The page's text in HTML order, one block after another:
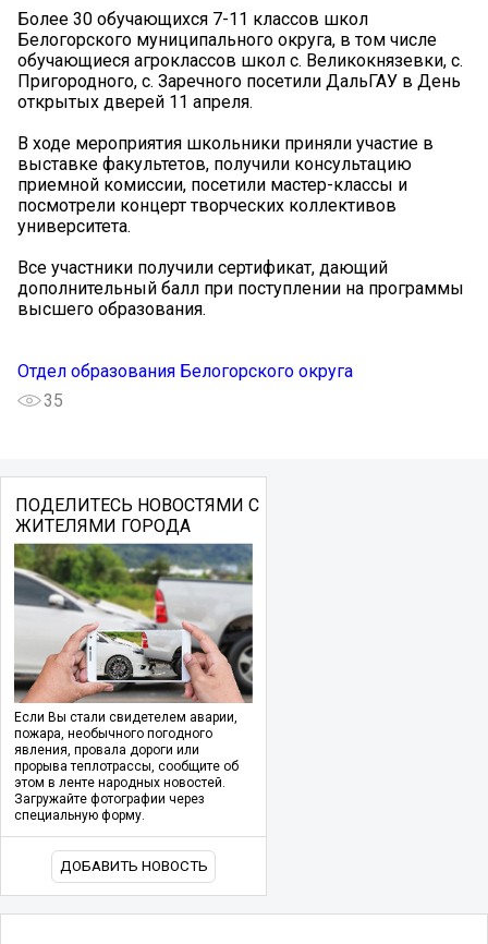
Более 30 обучающихся 7-11 классов школ
Белогорского муниципального округа, в том числе
обучающиеся агроклассов школ с. Великокнязевки, с.
Пригородного, с. Заречного посетили ДальГАУ в День
открытых дверей 11 апреля.
В ходе мероприятия школьники приняли участие в
выставке факультетов, получили консультацию
приемной комиссии, посетили мастер-классы и
посмотрели концерт творческих коллективов
университета.
Все участники получили сертификат, дающий
дополнительный балл при поступлении на программы
высшего образования.
Отдел образования Белогорского округа
35
ПОДЕЛИТЕСЬ НОВОСТЯМИ С
ЖИТЕЛЯМИ ГОРОДА
Если Вы стали свидетелем аварии,
пожара, необычного погодного
явления, провала дороги или
прорыва теплотрассы, сообщите об
этом в ленте народных новостей.
Загружайте фотографии через
специальную форму.
ДОБАВИТЬ НОВОСТЬ